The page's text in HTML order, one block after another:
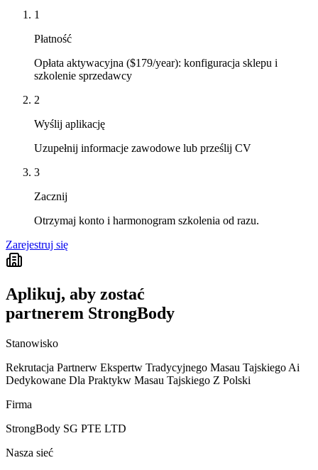
1
Płatność
Opłata aktywacyjna ($179/year): konfiguracja sklepu i
szkolenie sprzedawcy
2
Wyślij aplikację
Uzupełnij informacje zawodowe lub prześlij CV
3
Zacznij
Otrzymaj konto i harmonogram szkolenia od razu.
Zarejestruj się
Aplikuj, aby zostać
partnerem StrongBody
Stanowisko
Rekrutacja Partnerw Ekspertw Tradycyjnego Masau Tajskiego Ai
Dedykowane Dla Praktykw Masau Tajskiego Z Polski
Firma
StrongBody SG PTE LTD
Nasza sieć